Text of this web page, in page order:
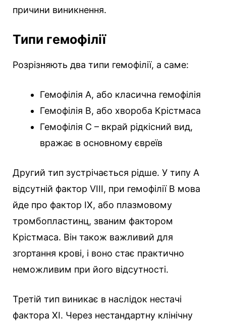
причини виникнення.
Типи гемофілії
Розрізняють два типи гемофілії, а саме:
Гемофілія A, або класична гемофілія
Гемофілія B, або хвороба Крістмаса
Гемофілія C – вкрай рідкісний вид,
вражає в основному євреїв
Другий тип зустрічається рідше. У типу А
відсутній фактор VIII, при гемофілії В мова
йде про фактор IX, або плазмовому
тромбопластинц, званим фактором
Крістмаса. Він також важливий для
згортання крові, і воно стає практично
неможливим при його відсутності.
Третій тип виникає в наслідок нестачі
фактора XI. Через нестандартну клінічну